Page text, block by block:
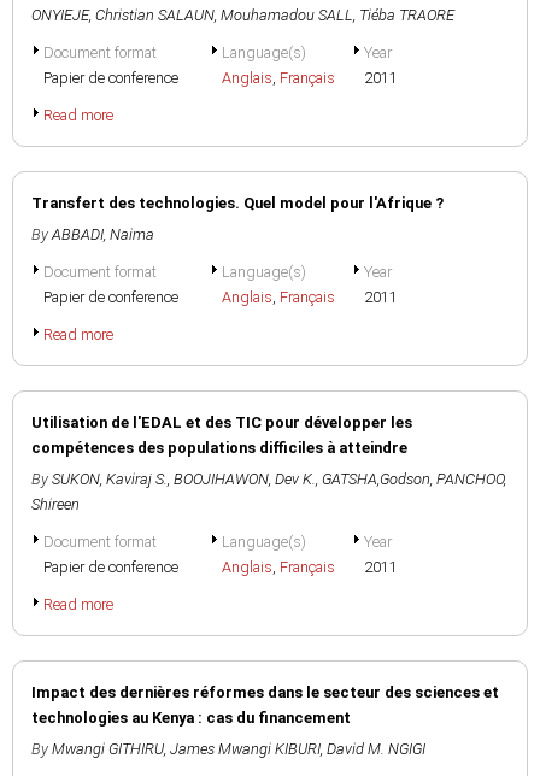
ONYIEJE, Christian SALAUN, Mouhamadou SALL, Tiéba TRAORE
Document format
Papier de conference
Language(s)
Anglais, Français
Year
2011
Read more
Transfert des technologies. Quel model pour l'Afrique ?
By ABBADI, Naima
Document format
Papier de conference
Language(s)
Anglais, Français
Year
2011
Read more
Utilisation de l'EDAL et des TIC pour développer les
compétences des populations difficiles à atteindre
By SUKON, Kaviraj S., BOOJIHAWON, Dev K., GATSHA,Godson, PANCHOO,
Shireen
Document format
Papier de conference
Language(s)
Anglais, Français
Year
2011
Read more
Impact des dernières réformes dans le secteur des sciences et
technologies au Kenya : cas du financement
By Mwangi GITHIRU, James Mwangi KIBURI, David M. NGIGI